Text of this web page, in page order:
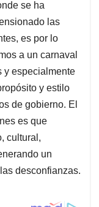
se ha
las
es por lo
a un carnaval
y especialmente
y estilo
de gobierno. El
es que
cultural,
un
desconfianzas.